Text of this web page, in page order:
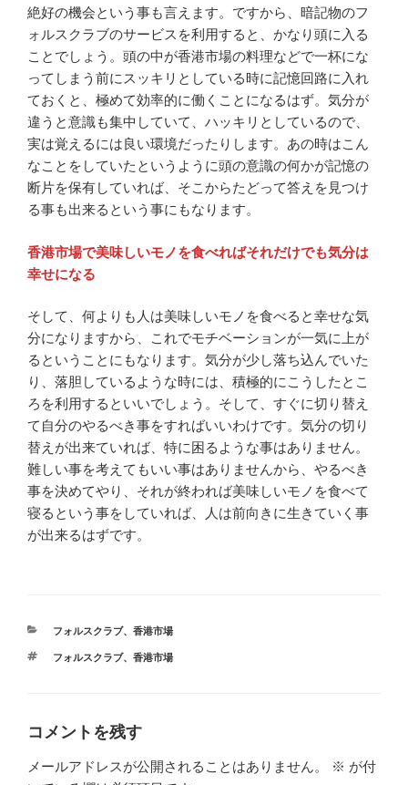
絶好の機会という事も言えます。ですから、暗記物のフ
ォルスクラブのサービスを利用すると、かなり頭に入る
ことでしょう。頭の中が香港市場の料理などで一杯にな
ってしまう前にスッキリとしている時に記憶回路に入れ
ておくと、極めて効率的に働くことになるはず。気分が
違うと意識も集中していて、ハッキリとしているので、
実は覚えるには良い環境だったりします。あの時はこん
なことをしていたというように頭の意識の何かが記憶の
断片を保有していれば、そこからたどって答えを見つけ
る事も出来るという事にもなります。
香港市場で美味しいモノを食べればそれだけでも気分は
幸せになる
そして、何よりも人は美味しいモノを食べると幸せな気
分になりますから、これでモチベーションが一気に上が
るということにもなります。気分が少し落ち込んでいた
り、落胆しているような時には、積極的にこうしたとこ
ろを利用するといいでしょう。そして、すぐに切り替え
て自分のやるべき事をすればいいわけです。気分の切り
替えが出来ていれば、特に困るような事はありません。
難しい事を考えてもいい事はありませんから、やるべき
事を決めてやり、それが終われば美味しいモノを食べて
寝るという事をしていれば、人は前向きに生きていく事
が出来るはずです。
カ
ゴ
フォルスクラブ、 香港市場
タ
フォルスクラブ、 香港市場
コメントを残す
メールアドレスが公開されることはありません。 ※ が付